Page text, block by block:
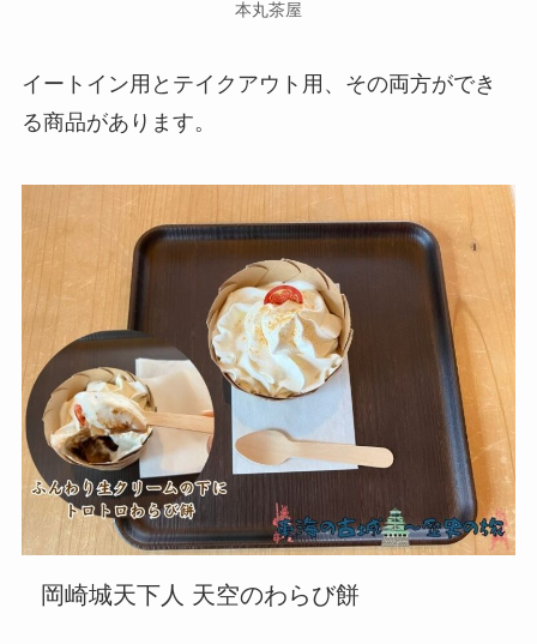
本丸茶屋
イートイン用とテイクアウト用、その両方ができ
る商品があります。
岡崎城天下人 天空のわらび餅